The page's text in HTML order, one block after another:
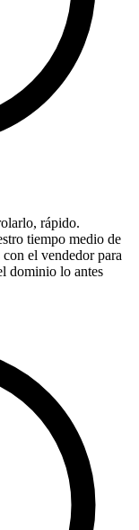
rápido.
tiempo medio de
el vendedor para
dominio lo antes